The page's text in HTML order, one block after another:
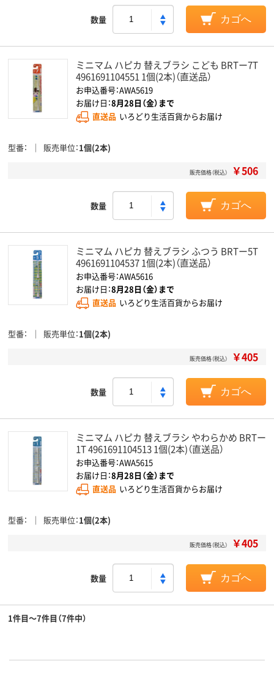
数量 カゴへ
ミニマム ハピカ 替えブラシ こども BRTー7T
4961691104551 1個(2本)（直送品）
お申込番号：AWA5619
お届け日：8月28日（金）まで
直送品 いろどり生活百貨からお届け
型番 販売単位 1個(2本)
販売価格（税込） ￥506
数量 カゴへ
ミニマム ハピカ 替えブラシ ふつう BRTー5T
4961691104537 1個(2本)（直送品）
お申込番号：AWA5616
お届け日：8月28日（金）まで
直送品 いろどり生活百貨からお届け
型番 販売単位 1個(2本)
販売価格（税込） ￥405
数量 カゴへ
ミニマム ハピカ 替えブラシ やわらかめ BRTー
1T 4961691104513 1個(2本)（直送品）
お申込番号：AWA5615
お届け日：8月28日（金）まで
直送品 いろどり生活百貨からお届け
型番 販売単位 1個(2本)
販売価格（税込） ￥405
数量 カゴへ
1件目～7件目（7件中）